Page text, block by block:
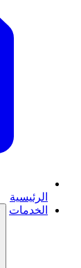
الرئيسية
الخدمات